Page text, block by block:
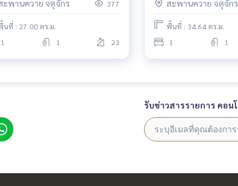
ะพานควาย จตุจักร 377
นที่ : 27.00 ตร.ม.
1
1 23
สะพานควาย จตุจักร
พื้นที่ : 34.64 ตร.ม.
1
1
รับข่าวสารรายการ คอน